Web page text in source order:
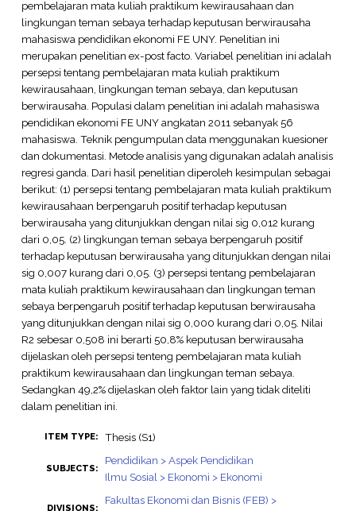
pembelajaran mata kuliah praktikum kewirausahaan dan
lingkungan teman sebaya terhadap keputusan berwirausaha
mahasiswa pendidikan ekonomi FE UNY. Penelitian ini
merupakan penelitian ex-post facto. Variabel penelitian ini adalah
persepsi tentang pembelajaran mata kuliah praktikum
kewirausahaan, lingkungan teman sebaya, dan keputusan
berwirausaha. Populasi dalam penelitian ini adalah mahasiswa
pendidikan ekonomi FE UNY angkatan 2011 sebanyak 56
mahasiswa. Teknik pengumpulan data menggunakan kuesioner
dan dokumentasi. Metode analisis yang digunakan adalah analisis
regresi ganda. Dari hasil penelitian diperoleh kesimpulan sebagai
berikut: (1) persepsi tentang pembelajaran mata kuliah praktikum
kewirausahaan berpengaruh positif terhadap keputusan
berwirausaha yang ditunjukkan dengan nilai sig 0,012 kurang
dari 0,05. (2) lingkungan teman sebaya berpengaruh positif
terhadap keputusan berwirausaha yang ditunjukkan dengan nilai
sig 0,007 kurang dari 0,05. (3) persepsi tentang pembelajaran
mata kuliah praktikum kewirausahaan dan lingkungan teman
sebaya berpengaruh positif terhadap keputusan berwirausaha
yang ditunjukkan dengan nilai sig 0,000 kurang dari 0,05. Nilai
R2 sebesar 0,508 ini berarti 50,8% keputusan berwirausaha
dijelaskan oleh persepsi tenteng pembelajaran mata kuliah
praktikum kewirausahaan dan lingkungan teman sebaya.
Sedangkan 49,2% dijelaskan oleh faktor lain yang tidak diteliti
dalam penelitian ini.
ITEM TYPE: Thesis (S1)
SUBJECTS:
Pendidikan > Aspek Pendidikan
Ilmu Sosial > Ekonomi > Ekonomi
DIVISIONS:
Fakultas Ekonomi dan Bisnis (FEB) >